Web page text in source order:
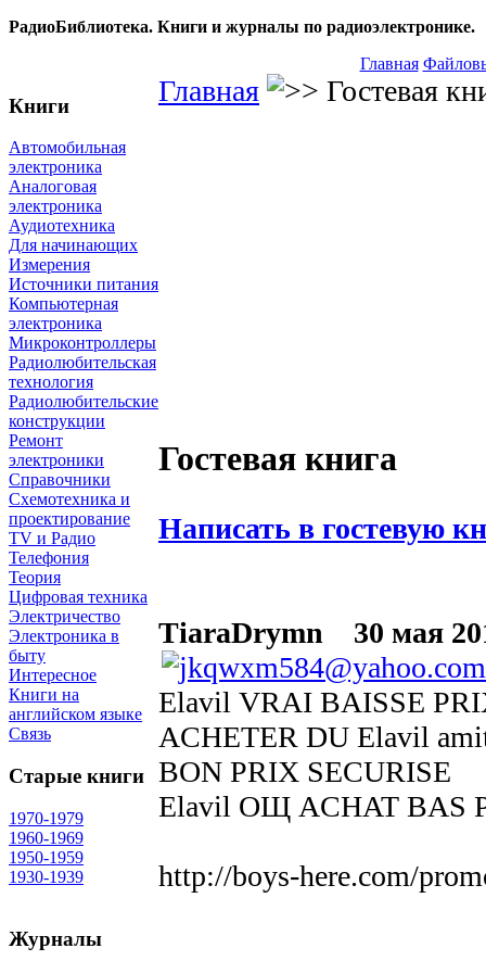
РадиоБиблиотека. Книги и журналы по радиоэлектронике.
Главная
Книги
Автомобильная
электроника
Аналоговая
электроника
Аудиотехника
Для начинающих
Измерения
Источники питания
Компьютерная
электроника
Микроконтроллеры
Радиолюбительская
технология
Радиолюбительские
конструкции
Ремонт
электроники
Справочники
Схемотехника и
проектирование
TV и Радио
Телефония
Теория
Цифровая техника
Электричество
Электроника в
быту
Интересное
Книги на
английском языке
Связь
Старые книги
1970-1979
1960-1969
1950-1959
1930-1939
Журналы
Главная Гостевая
Гостевая книга
Написать в гостевую
TiaraDrymn 30 мая
Elavil VRAI BAISSE
ACHETER DU Elavil
BON PRIX SECURISE
Elavil OЩ ACHAT BAS
http://boys-here.com/